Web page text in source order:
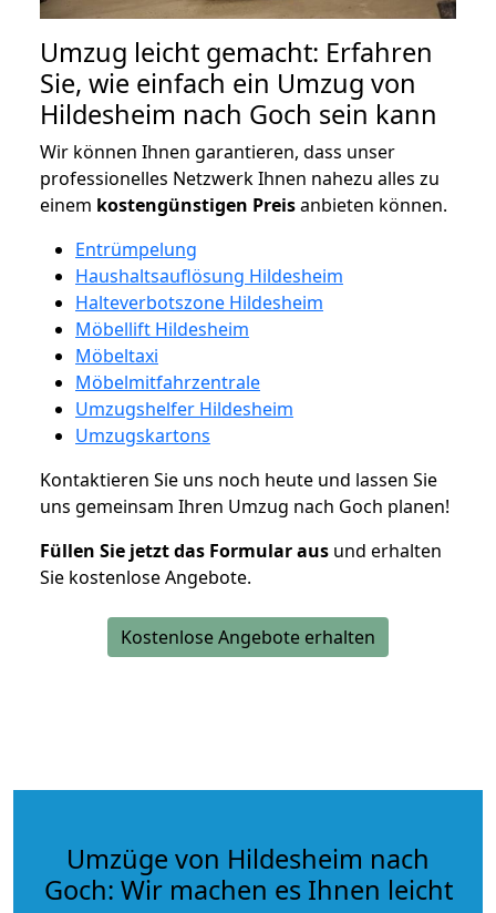
Umzug leicht gemacht: Erfahren
Sie, wie einfach ein Umzug von
Hildesheim nach Goch sein kann
Wir können Ihnen garantieren, dass unser
professionelles Netzwerk Ihnen nahezu alles zu
einem kostengünstigen Preisanbieten können.
Entrümpelung
Haushaltsauflösung Hildesheim
Halteverbotszone Hildesheim
Möbellift Hildesheim
Möbeltaxi
Möbelmitfahrzentrale
Umzugshelfer Hildesheim
Umzugskartons
Kontaktieren Sie uns noch heute und lassen Sie
uns gemeinsam Ihren Umzug nach Goch planen!
Füllen Sie jetzt das Formular aus und erhalten
Sie kostenlose Angebote.
Kostenlose Angebote erhalten
Umzüge von Hildesheim nach
Goch: Wir machen es Ihnen leicht